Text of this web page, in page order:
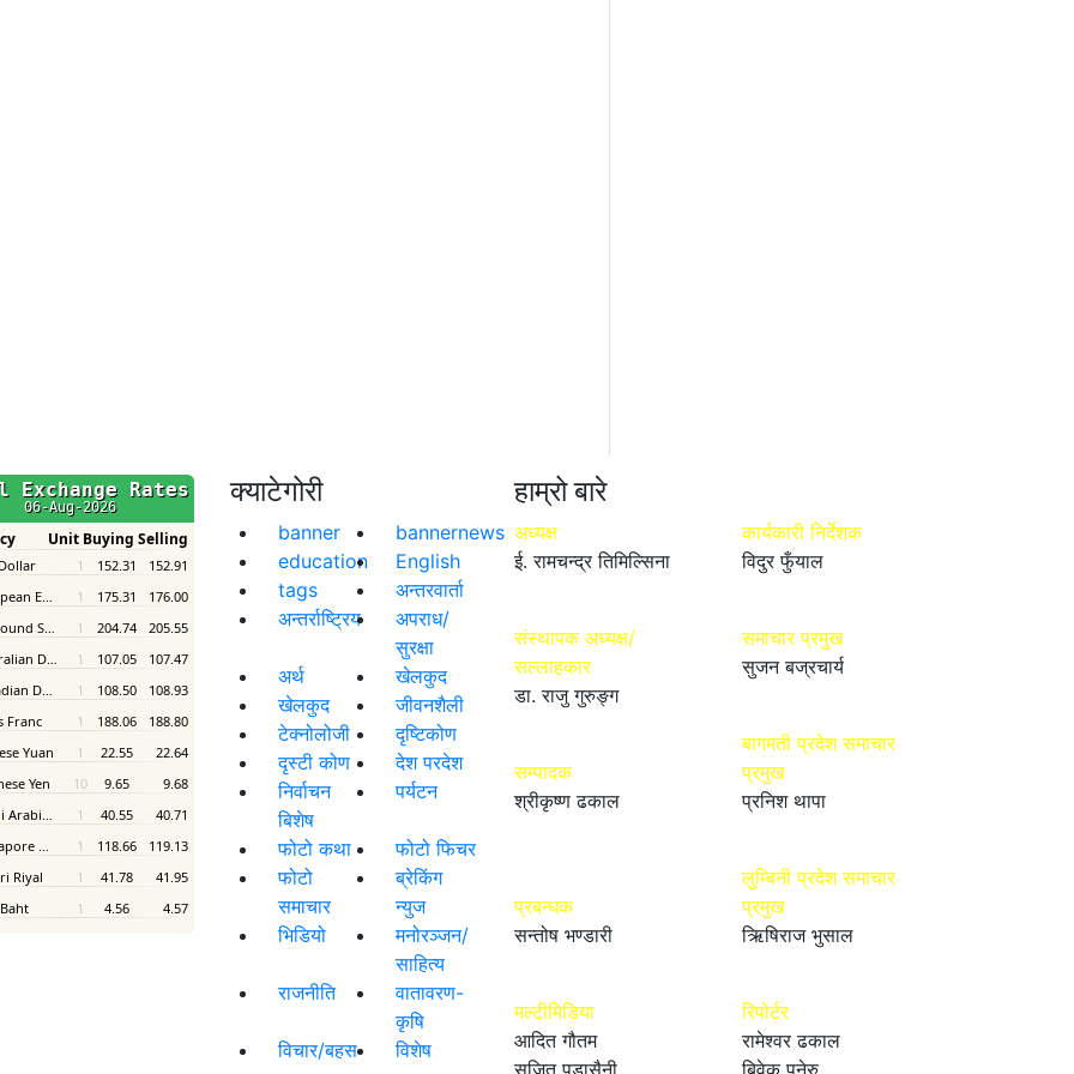
क्याटेगोरी
banner
bannernews
education
English
tags
अन्तरवार्ता
अन्तर्राष्ट्रिय
अपराध/
सुरक्षा
अर्थ
खेलकुद
खेलकुद
जीवनशैली
टेक्नोलोजी
दृष्टिकोण
दृस्टी कोण
देश परदेश
निर्वाचन
बिशेष
पर्यटन
फोटो कथा
फोटो फिचर
फोटो
समाचार
ब्रेकिंग
न्युज
भिडियो
मनोरञ्जन/
साहित्य
राजनीति
वातावरण-
कृषि
विचार/बहस
विशेष
हाम्रो बारे
अध्यक्ष
ई. रामचन्द्र तिमिल्सिना
संस्थापक अध्यक्ष/
सल्लाहकार
डा. राजु गुरुङ्ग
सम्पादक
श्रीकृष्ण ढकाल
प्रबन्धक
सन्तोष भण्डारी
मल्टीमिडिया
आदित गौतम
सुजित पुडासैनी
कार्यकारी निर्देशक
विदुर फुँयाल
समाचार प्रमुख
सुजन बज्रचार्य
बागमती प्रदेश समाचार
प्रमुख
प्रनिश थापा
लुम्बिनी प्रदेश समाचार
प्रमुख
ऋिषिराज भुसाल
रिपोर्टर
रामेश्वर ढकाल
बिवेक पनेरु